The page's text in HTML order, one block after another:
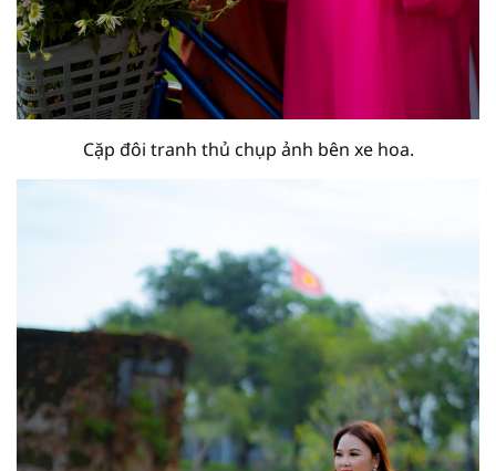
Cặp đôi tranh thủ chụp ảnh bên xe hoa.